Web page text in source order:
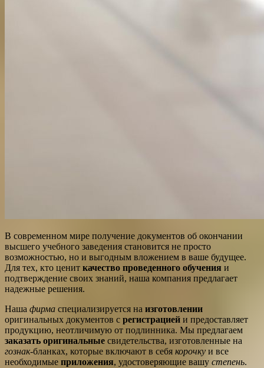
В современном мире получение документов об окончании
высшего учебного заведения становится не просто
возможностью, но и выгодным вложением в ваше будущее.
Для тех, кто ценит качество проведенного обучения и
подтверждение своих знаний, наша компания предлагает
надежные решения.
Наша фирма специализируется на изготовлении
оригинальных документов с регистрацией и предоставляет
продукцию, неотличимую от подлинника. Мы предлагаем
заказать оригинальные свидетельства, изготовленные на
гознак-бланках, которые включают в себя корочку и все
необходимые приложения, удостоверяющие вашу степень.